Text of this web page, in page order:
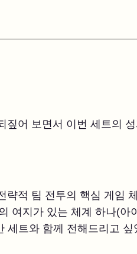
짚어 보면서 이번 세트의
략적 팀 전투의 핵심 게임
여지가 있는 체계 하나(
세트와 함께 전해드리고 싶